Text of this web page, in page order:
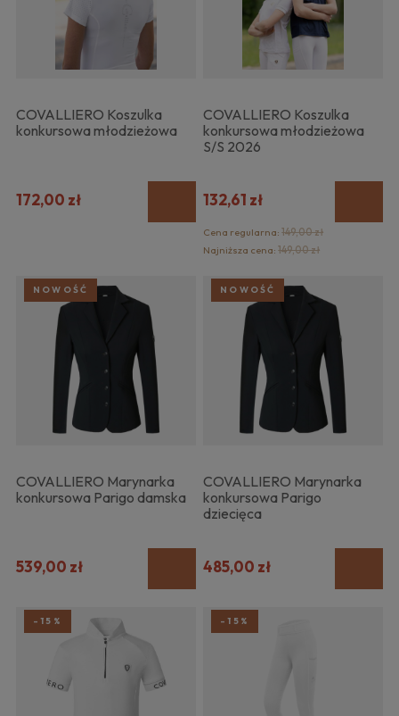
COVALLIERO Koszulka
konkursowa młodzieżowa
172,00 zł
COVALLIERO Koszulka
konkursowa młodzieżowa
S/S 2026
132,61 zł
Cena regularna:149,00 zł
Najniższa cena:149,00 zł
COVALLIERO Marynarka
konkursowa Parigo damska
539,00 zł
NOWOŚĆ
COVALLIERO Marynarka
konkursowa Parigo
dziecięca
485,00 zł
NOWOŚĆ
-15% -15%